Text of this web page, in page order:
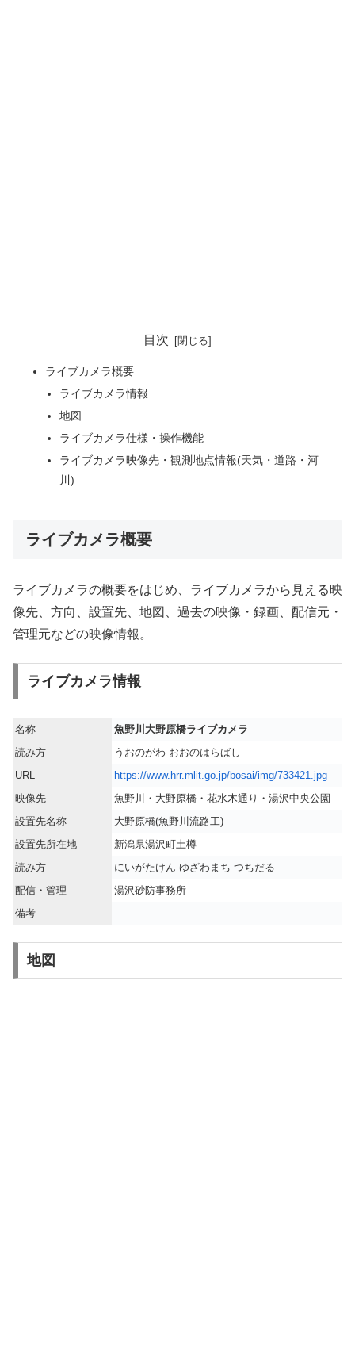
目次
ライブカメラ概要
ライブカメラ情報
地図
ライブカメラ仕様・操作機能
ライブカメラ映像先・観測地点情報(天気・道路・河
川)
ライブカメラ概要
ライブカメラの概要をはじめ、ライブカメラから見える映
像先、方向、設置先、地図、過去の映像・録画、配信元・
管理元などの映像情報。
ライブカメラ情報
名称
魚野川大野原橋ライブカメラ
読み方
うおのがわ おおのはらばし
URL
https://www.hrr.mlit.go.jp/bosai/img/733421.jpg
映像先
魚野川・大野原橋・花水木通り・湯沢中央公園
設置先名称
大野原橋(魚野川流路工)
設置先所在地
新潟県湯沢町土樽
読み方
にいがたけん ゆざわまち つちだる
配信・管理
湯沢砂防事務所
備考
–
地図